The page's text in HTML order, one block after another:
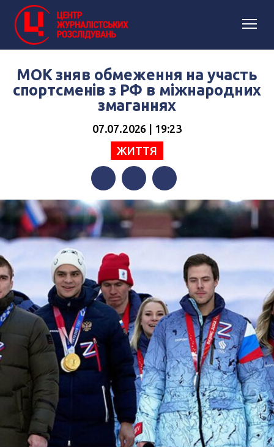
МОК зняв обмеження на участь
спортсменів з РФ в міжнародних
змаганнях
07.07.2026 | 19:23
ЖИТТЯ
FacebookTwitterTelegram